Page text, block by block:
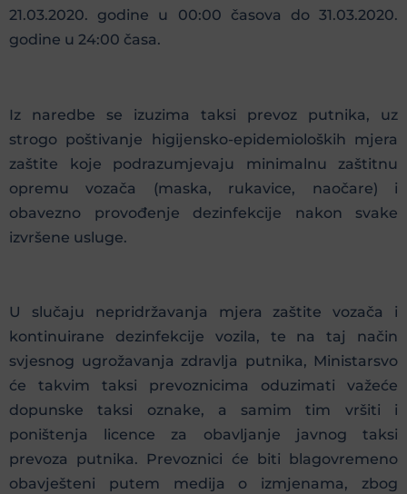
21.03.2020. godine u 00:00 časova do 31.03.2020.
godine u 24:00 časa.
Iz naredbe se izuzima taksi prevoz putnika, uz
strogo poštivanje higijensko-epidemioloških mjera
zaštite koje podrazumjevaju minimalnu zaštitnu
opremu vozača (maska, rukavice, naočare) i
obavezno provođenje dezinfekcije nakon svake
izvršene usluge.
U slučaju nepridržavanja mjera zaštite vozača i
kontinuirane dezinfekcije vozila, te na taj način
svjesnog ugrožavanja zdravlja putnika, Ministarsvo
će takvim taksi prevoznicima oduzimati važeće
dopunske taksi oznake, a samim tim vršiti i
poništenja licence za obavljanje javnog taksi
prevoza putnika. Prevoznici će biti blagovremeno
obavješteni putem medija o izmjenama, zbog